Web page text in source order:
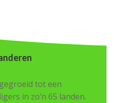
tot een
in zo’n 65 landen.